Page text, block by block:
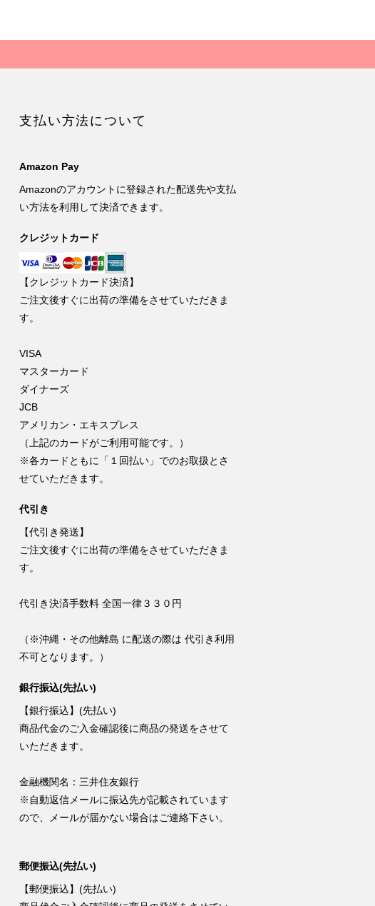
支払い方法について
Amazon Pay
Amazonのアカウントに登録された配送先や支払
い方法を利用して決済できます。
クレジットカード
【クレジットカード決済】
ご注文後すぐに出荷の準備をさせていただきま
す。
VISA
マスターカード
ダイナーズ
JCB
アメリカン・エキスプレス
（上記のカードがご利用可能です。）
※各カードともに「１回払い」でのお取扱とさ
せていただきます。
代引き
【代引き発送】
ご注文後すぐに出荷の準備をさせていただきま
す。
代引き決済手数料 全国一律３３０円
（※沖縄・その他離島 に配送の際は 代引き利用
不可となります。）
銀行振込(先払い)
【銀行振込】(先払い)
商品代金のご入金確認後に商品の発送をさせて
いただきます。
金融機関名：三井住友銀行
※自動返信メールに振込先が記載されています
ので、メールが届かない場合はご連絡下さい。
郵便振込(先払い)
【郵便振込】(先払い)